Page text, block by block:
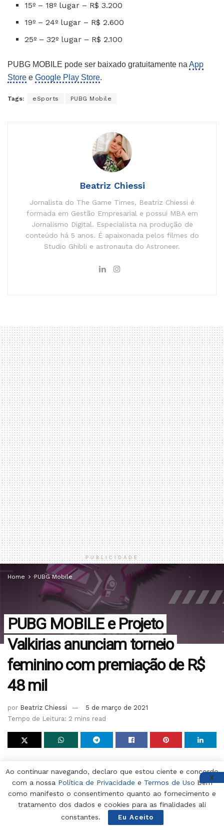
15º – 18º lugar – R$ 3.200
19º – 24º lugar – R$ 2.600
25º – 32º lugar – R$ 2.100
PUBG MOBILE pode ser baixado gratuitamente naApp
Store e Google Play Store.
Tags: eSports PUBG Mobile
Beatriz Chiessi
Jornalista do The Game Times, Beatriz Chiessi é
formada em Gestão Empresarial e possui MBA em
Jornalismo Digital. Especialista na produção de
conteúdo há 5 anos. É apaixonada pelos filmes do
Studio Ghibli e astronauta do Astroneer.
PUBLICIDADE
Home PUBG Mobile
PUBG MOBILE e Projeto
Valkirias anunciam torneio
feminino com premiação de R$
48 mil
por Beatriz Chiessi
5 de março de 2021
Tempo de Leitura: 2 mins read
exclusivamente feminino de PUBG MOBILE realizado em
parceria com o projeto Valkirias.
Ao continuar navegando, declaro que estou ciente e concordo
com a nossa Política de Privacidade e Termos de Uso bem
como manifesto o consentimento quanto ao fornecimento e
tratamento dos dados e cookies para as finalidades ali
constantes.
Eu Aceito
X